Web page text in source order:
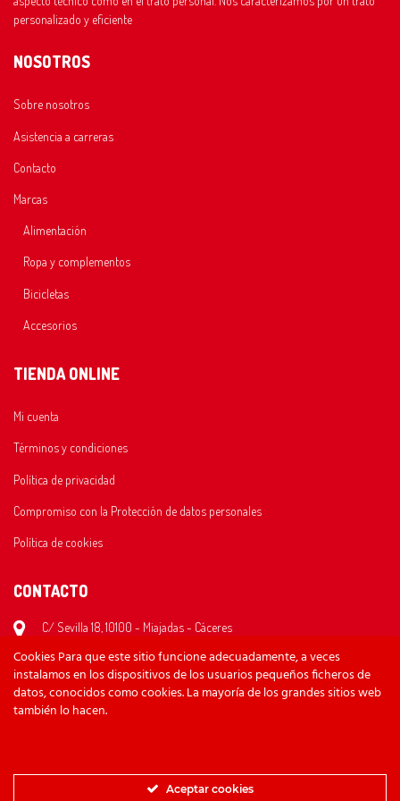
personalizado y eficiente
NOSOTROS
Sobre nosotros
Asistencia a carreras
Contacto
Marcas
Alimentación
Ropa y complementos
Bicicletas
Accesorios
TIENDA ONLINE
Mi cuenta
Términos y condiciones
Política de privacidad
Compromiso con la Protección de datos personales
Política de cookies
CONTACTO
C/ Sevilla 18, 10100 - Miajadas - Cáceres
620 26 35 59
bikesraul@gmail.com
Lunes/Viernes: 10:30 - 14:00 y 17:00 - 20:30
Cookies Para que este sitio funcione adecuadamente, a veces
instalamos en los dispositivos de los usuarios pequeños ficheros de
datos, conocidos como cookies. La mayoría de los grandes sitios web
también lo hacen.
Aceptar cookies